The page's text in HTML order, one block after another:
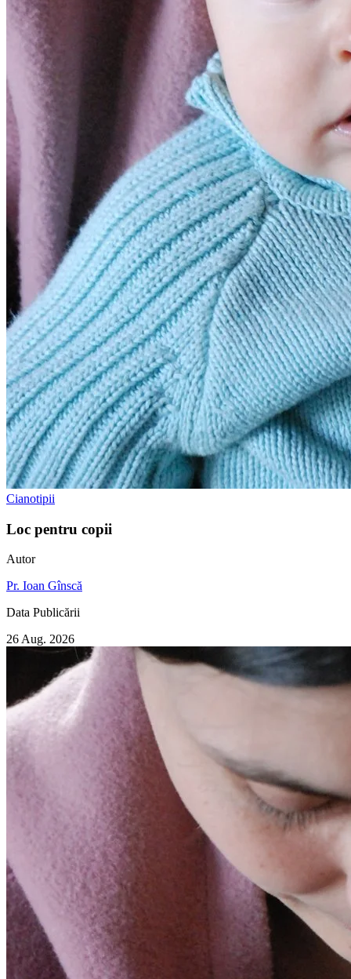
Cianotipii
Loc pentru copii
Autor
Pr. Ioan Gînscă
Data Publicării
26 Aug. 2026